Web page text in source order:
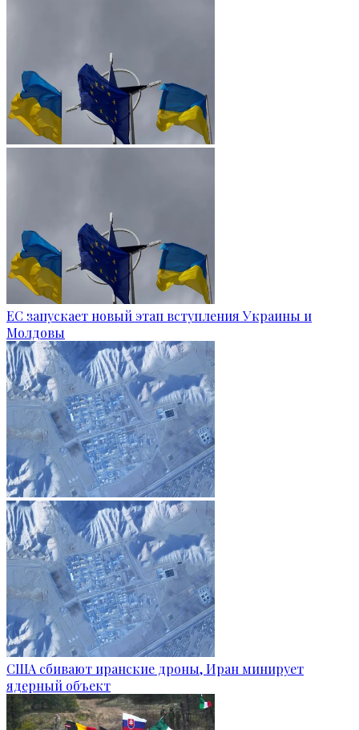
ЕС запускает новый этап вступления Украины и
Молдовы
США сбивают иранские дроны, Иран минирует
ядерный объект